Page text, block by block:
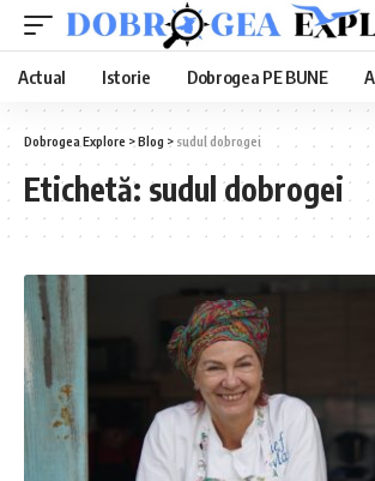
Actual Istorie Dobrogea PE BUNE
Dobrogea Explore >Blog > sudul dobrogei
Etichetă: sudul dobrogei